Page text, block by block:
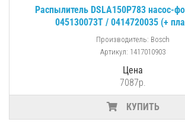
Распылитель DSLA150P783 насос-
045130073T / 0414720035 (+
Производитель: Bosch
Артикул: 1417010903
Цена
7087р.
КУПИТЬ